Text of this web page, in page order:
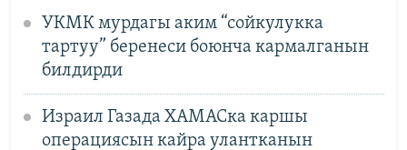
УКМК мурдагы аким “сойкулукка
тартуу” беренеси боюнча кармалганын
билдирди
Израил Газада ХАМАСка каршы
операциясын кайра улантканын